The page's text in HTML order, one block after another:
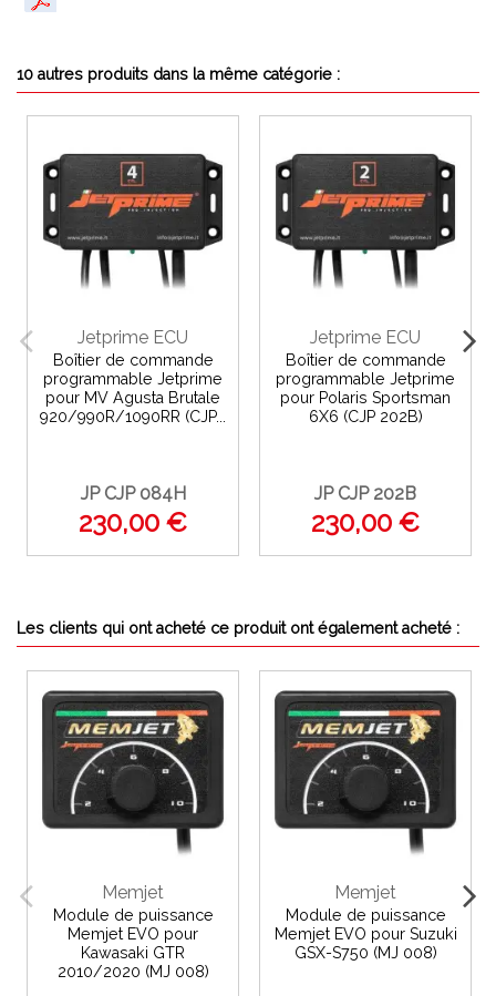
10 autres produits dans la même catégorie :
Jetprime ECU
Boîtier de commande
programmable Jetprime
pour MV Agusta Brutale
920/990R/1090RR (CJP...
JP CJP 084H
230,00 €
Jetprime ECU
Boîtier de commande
programmable Jetprime
pour Polaris Sportsman
6X6 (CJP 202B)
JP CJP 202B
230,00 €
Les clients qui ont acheté ce produit ont également acheté :
Memjet
Module de puissance
Memjet EVO pour
Kawasaki GTR
2010/2020 (MJ 008)
Memjet
Module de puissance
Memjet EVO pour Suzuki
GSX-S750 (MJ 008)